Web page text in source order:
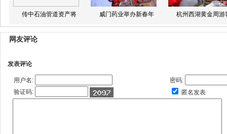
传中石油管道资产将 威门药业举办新春年 杭州西湖黄金周游
网友评论
发表评论
用户名:
密码:
验证码:
匿名发表